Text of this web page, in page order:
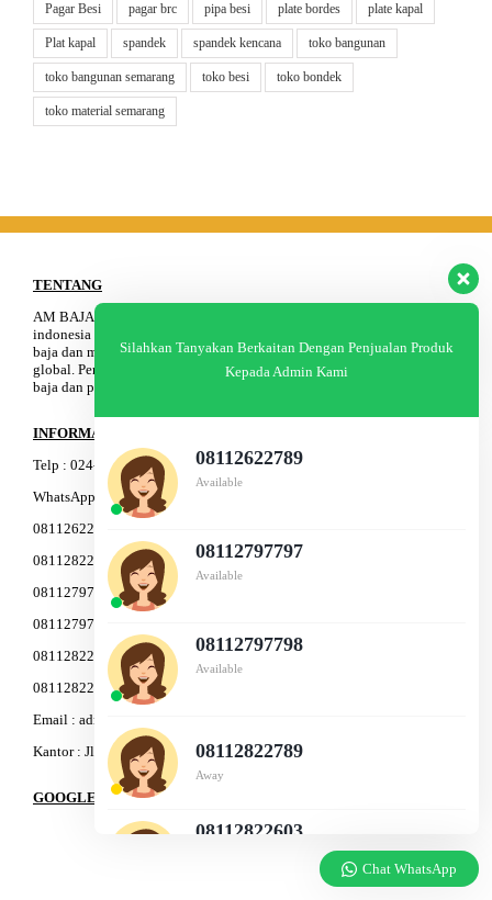
Pagar Besi pagar brc pipa besi plate bordes plate kapal
Plat kapal spandek spandek kencana toko bangunan
toko bangunan semarang toko besi toko bondek
toko material semarang
TENTANG
AM BAJA Group adalah distributor besi baja untuk pasar domestik
indonesia dan merupakan pemasok nasional terkemuka untuk produk
baja dan merupakan solusi mendasar bangunan dan konstruksi industri
global. Perusahaan kami menyediakan berbagai macam jenis produk
baja dan peralatan konstruksi.
INFORMASI
Telp : 024-764 3-11
91
WhatsApp Marketing :
08112622789
08112822789
08112797797
08112797798
08112822503
08112822603
Email : admin@am-baja.com
Kantor : Jl. Gatot Subroto 7b Semarang.
GOOGLE MAPS
Silahkan Tanyakan Berkaitan Dengan Penjualan Produk
Kepada Admin Kami
08112622789
Available
08112797797
Available
08112797798
Available
08112822789
Away
08112822603
Chat WhatsApp